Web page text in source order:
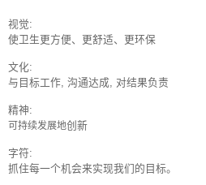
视觉:
使卫生更方便、更舒适、更环保
文化:
与目标工作, 沟通达成, 对结果负责
精神:
可持续发展地创新
字符:
抓住每一个机会来实现我们的目标。